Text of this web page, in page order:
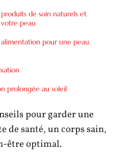
de soin naturels et
peau
pour une peau
prolongée au soleil
pour garder une
de santé, un corps sain,
être optimal.